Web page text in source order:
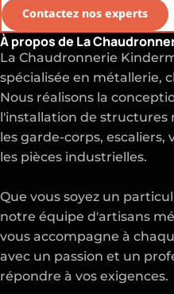
Contactez nos experts
À propos de La
La Chaudronnerie
spécialisée en métallerie,
Nous réalisons la
l'installation de structures
les garde-corps, escaliers,
les pièces industrielles.
Que vous soyez un
notre équipe d'artisans
vous accompagne à
avec un passion et un
répondre à vos exigences.